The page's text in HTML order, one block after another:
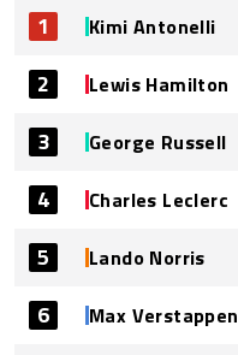
1 Kimi Antonelli
2 Lewis Hamilton
3 George Russell
4 Charles Leclerc
5 Lando Norris
6 Max Verstappen